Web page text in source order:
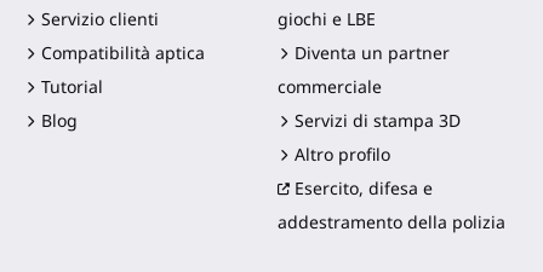
Servizio clienti
Compatibilità aptica
Tutorial
Blog
giochi e LBE
Diventa un partner
commerciale
Servizi di stampa 3D
Altro profilo
Esercito, difesa e
addestramento della polizia